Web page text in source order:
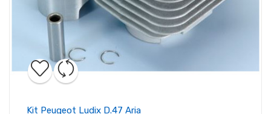
Kit Peugeot Ludix D.47 Aria